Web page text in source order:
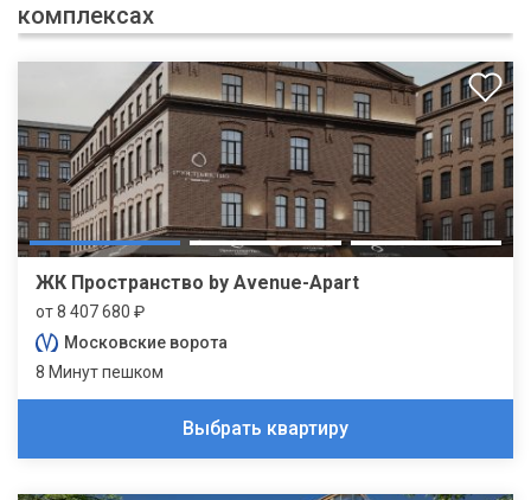
комплексах
ЖК Пространство by Avenue-Apart
от 8 407 680 ₽
Московские ворота
8 Минут пешком
Выбрать квартиру